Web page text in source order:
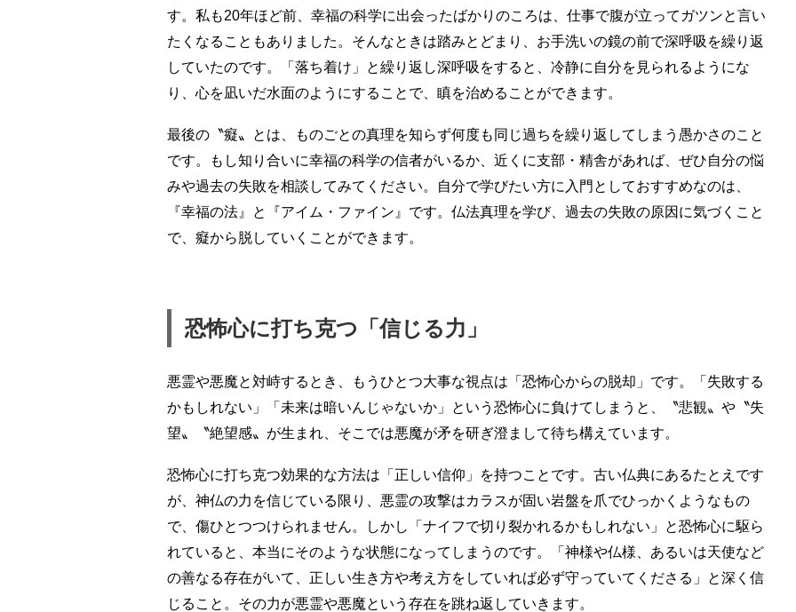
す。私も20年ほど前、幸福の科学に出会ったばかりのころは、仕事で腹が立ってガツンと言い
たくなることもありました。そんなときは踏みとどまり、お手洗いの鏡の前で深呼吸を繰り返
していたのです。「落ち着け」と繰り返し深呼吸をすると、冷静に自分を見られるようにな
り、心を凪いだ水面のようにすることで、瞋を治めることができます。
最後の〝癡〟とは、ものごとの真理を知らず何度も同じ過ちを繰り返してしまう愚かさのこと
です。もし知り合いに幸福の科学の信者がいるか、近くに支部・精舎があれば、ぜひ自分の悩
みや過去の失敗を相談してみてください。自分で学びたい方に入門としておすすめなのは、
『幸福の法』と『アイム・ファイン』です。仏法真理を学び、過去の失敗の原因に気づくこと
で、癡から脱していくことができます。
恐怖心に打ち克つ「信じる力」
悪霊や悪魔と対峙するとき、もうひとつ大事な視点は「恐怖心からの脱却」です。「失敗する
かもしれない」「未来は暗いんじゃないか」という恐怖心に負けてしまうと、〝悲観〟や〝失
望〟〝絶望感〟が生まれ、そこでは悪魔が矛を研ぎ澄まして待ち構えています。
恐怖心に打ち克つ効果的な方法は「正しい信仰」を持つことです。古い仏典にあるたとえです
が、神仏の力を信じている限り、悪霊の攻撃はカラスが固い岩盤を爪でひっかくようなもの
で、傷ひとつつけられません。しかし「ナイフで切り裂かれるかもしれない」と恐怖心に駆ら
れていると、本当にそのような状態になってしまうのです。「神様や仏様、あるいは天使など
の善なる存在がいて、正しい生き方や考え方をしていれば必ず守っていてくださる」と深く信
じること。その力が悪霊や悪魔という存在を跳ね返していきます。